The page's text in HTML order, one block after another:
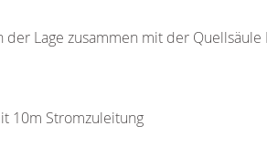
Lage zusammen mit der
10m Stromzuleitung